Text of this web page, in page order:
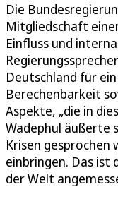
Die
Mitgliedschaft
Einfluss und
Deutschland für
Berechenbarkeit
Aspekte, „die in
Wadephul äußerte
Krisen gesprochen
einbringen. Das
der Welt